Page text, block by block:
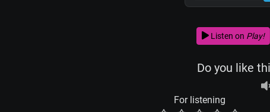
Listen on Play!
Do you like
For listening